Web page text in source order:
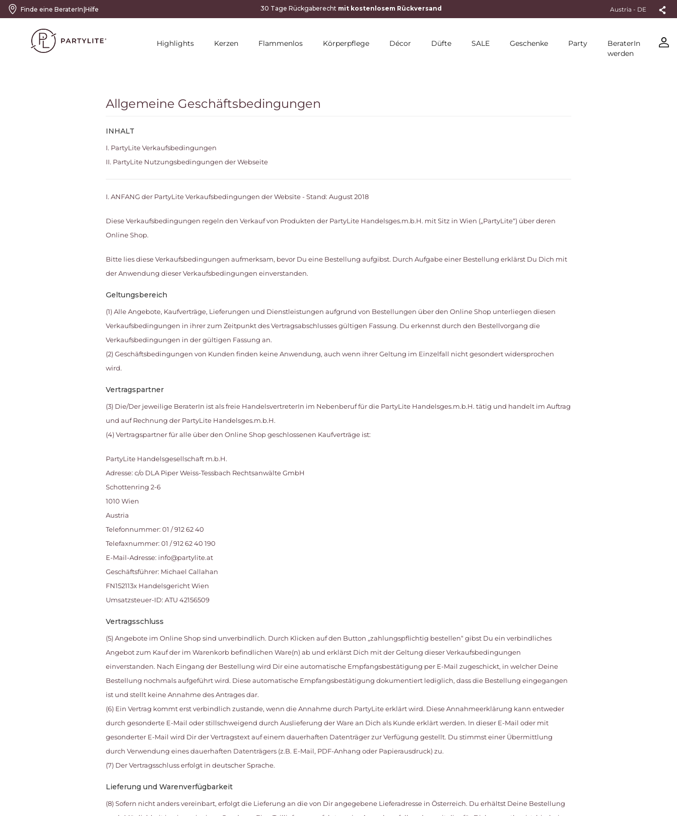
Finde eine BeraterIn|Hilfe Austria - DE
Highlights Kerzen Flammenlos Körperpflege Décor Düfte SALE Geschenke Party
BeraterIn
werden
Allgemeine Geschäftsbedingungen
INHALT
I. PartyLite Verkaufsbedingungen
II. PartyLite Nutzungsbedingungen der Webseite
I. ANFANG der PartyLite Verkaufsbedingungen der Website - Stand: August 2018
Diese Verkaufsbedingungen regeln den Verkauf von Produkten der PartyLite Handelsges.m.b.H. mit Sitz in Wien („PartyLite“) über deren
Online Shop.
Bitte lies diese Verkaufsbedingungen aufmerksam, bevor Du eine Bestellung aufgibst. Durch Aufgabe einer Bestellung erklärst Du Dich mit
der Anwendung dieser Verkaufsbedingungen einverstanden.
Geltungsbereich
(1) Alle Angebote, Kaufverträge, Lieferungen und Dienstleistungen aufgrund von Bestellungen über den Online Shop unterliegen diesen
Verkaufsbedingungen in ihrer zum Zeitpunkt des Vertragsabschlusses gültigen Fassung. Du erkennst durch den Bestellvorgang die
Verkaufsbedingungen in der gültigen Fassung an.
(2) Geschäftsbedingungen von Kunden finden keine Anwendung, auch wenn ihrer Geltung im Einzelfall nicht gesondert widersprochen
wird.
Vertragspartner
(3) Die/Der jeweilige BeraterIn ist als freie HandelsvertreterIn im Nebenberuf für die PartyLite Handelsges.m.b.H. tätig und handelt im Auftrag
und auf Rechnung der PartyLite Handelsges.m.b.H.
(4) Vertragspartner für alle über den Online Shop geschlossenen Kaufverträge ist:
PartyLite Handelsgesellschaft m.b.H.
Adresse: c/o DLA Piper Weiss-Tessbach Rechtsanwälte GmbH
Schottenring 2-6
1010 Wien
Austria
Telefonnummer: 01 / 912 62 40
Telefaxnummer: 01 / 912 62 40 190
E-Mail-Adresse: info@partylite.at
Geschäftsführer: Michael Callahan
FN152113x Handelsgericht Wien
Umsatzsteuer-ID: ATU 42156509
Vertragsschluss
(5) Angebote im Online Shop sind unverbindlich. Durch Klicken auf den Button „zahlungspflichtig bestellen“ gibst Du ein verbindliches
Angebot zum Kauf der im Warenkorb befindlichen Ware(n) ab und erklärst Dich mit der Geltung dieser Verkaufsbedingungen
einverstanden. Nach Eingang der Bestellung wird Dir eine automatische Empfangsbestätigung per E-Mail zugeschickt, in welcher Deine
Bestellung nochmals aufgeführt wird. Diese automatische Empfangsbestätigung dokumentiert lediglich, dass die Bestellung eingegangen
ist und stellt keine Annahme des Antrages dar.
(6) Ein Vertrag kommt erst verbindlich zustande, wenn die Annahme durch PartyLite erklärt wird. Diese Annahmeerklärung kann entweder
durch gesonderte E-Mail oder stillschweigend durch Auslieferung der Ware an Dich als Kunde erklärt werden. In dieser E-Mail oder mit
gesonderter E-Mail wird Dir der Vertragstext auf einem dauerhaften Datenträger zur Verfügung gestellt. Du stimmst einer Übermittlung
durch Verwendung eines dauerhaften Datenträgers (z.B. E-Mail, PDF-Anhang oder Papierausdruck) zu.
(7) Der Vertragsschluss erfolgt in deutscher Sprache.
Lieferung und Warenverfügbarkeit
(8) Sofern nicht anders vereinbart, erfolgt die Lieferung an die von Dir angegebene Lieferadresse in Österreich. Du erhältst Deine Bestellung